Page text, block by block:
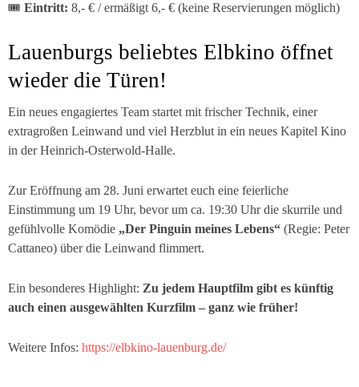
🎟 Eintritt: 8,- € / ermäßigt 6,- € (keine Reservierungen möglich)
Lauenburgs beliebtes Elbkino öffnet
wieder die Türen!
Ein neues engagiertes Team startet mit frischer Technik, einer
extragroßen Leinwand und viel Herzblut in ein neues Kapitel Kino
in der Heinrich-Osterwold-Halle.
Zur Eröffnung am 28. Juni erwartet euch eine feierliche
Einstimmung um 19 Uhr, bevor um ca. 19:30 Uhr die skurrile und
gefühlvolle Komödie „Der Pinguin meines Lebens“ (Regie: Peter
Cattaneo) über die Leinwand flimmert.
Ein besonderes Highlight: Zu jedem Hauptfilm gibt es künftig
auch einen ausgewählten Kurzfilm – ganz wie früher!
Weitere Infos: https://elbkino-lauenburg.de/